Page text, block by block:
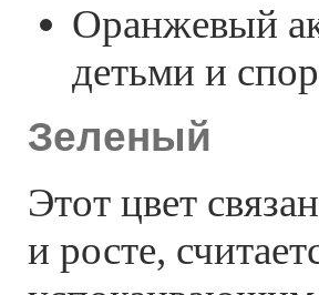
Оранжевый
детьми и
Зеленый
Этот цвет
и росте,